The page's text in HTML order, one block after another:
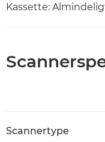
Kassette:
Scannertype